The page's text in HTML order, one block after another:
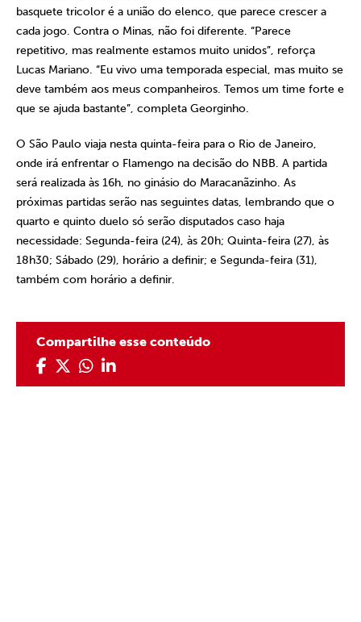
basquete tricolor é a união do elenco, que parece crescer a
cada jogo. Contra o Minas, não foi diferente. “Parece
repetitivo, mas realmente estamos muito unidos”, reforça
Lucas Mariano. “Eu vivo uma temporada especial, mas muito se
deve também aos meus companheiros. Temos um time forte e
que se ajuda bastante”, completa Georginho.
O São Paulo viaja nesta quinta-feira para o Rio de Janeiro,
onde irá enfrentar o Flamengo na decisão do NBB. A partida
será realizada às 16h, no ginásio do Maracanãzinho. As
próximas partidas serão nas seguintes datas, lembrando que o
quarto e quinto duelo só serão disputados caso haja
necessidade: Segunda-feira (24), às 20h; Quinta-feira (27), às
18h30; Sábado (29), horário a definir; e Segunda-feira (31),
também com horário a definir.
Compartilhe esse conteúdo